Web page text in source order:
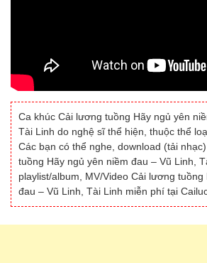
Ca khúc Cải lương tuồng Hãy ngủ yên
Tài Linh do nghệ sĩ thể hiện, thuộc thể
Các bạn có thể nghe, download (tải
tuồng Hãy ngủ yên niềm đau – Vũ Linh,
playlist/album, MV/Video Cải lương tuồng
đau – Vũ Linh, Tài Linh miễn phí tại